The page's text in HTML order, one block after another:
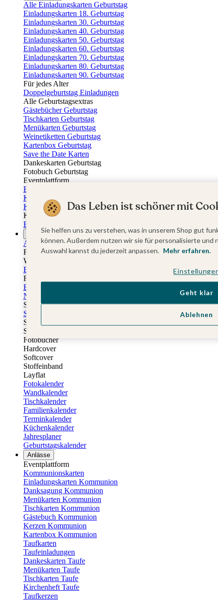
Alle Einladungskarten Geburtstag
Einladungskarten 18. Geburtstag
Einladungskarten 30. Geburtstag
Einladungskarten 40. Geburtstag
Einladungskarten 50. Geburtstag
Einladungskarten 60. Geburtstag
Einladungskarten 70. Geburtstag
Einladungskarten 80. Geburtstag
Einladungskarten 90. Geburtstag
Für jedes Alter
Doppelgeburtstag Einladungen
Alle Geburtstagsextras
Gästebücher Geburtstag
Tischkarten Geburtstag
Menükarten Geburtstag
Weinetiketten Geburtstag
Kartenbox Geburtstag
Save the Date Karten
Dankeskarten Geburtstag
Fotobuch Geburtstag
Eventplattform
Einladungskarten Kindergeburtstag
Kindergeburtstag Jungen
Kindergeburtstag Mädchen
Kindergeburtstag Unisex
Einladungskarten 1. Geburtstag
Fotogeschenke
Alle Fotogeschenke
Fotobücher
Wandbilder & Poster
Bilderboxen
Fotohalter
Bilderrahmen
Notizbücher
Stoffeinband mit Foto
Softcover mit Foto
Stoffeinband mit Veredelung
Softcover mit Veredelung
Fotobücher
Hardcover
Softcover
Stoffeinband
Layflat
Fotokalender
Wandkalender
Tischkalender
Familienkalender
Terminkalender
Küchenkalender
Jahresplaner
Geburtstagskalender
Anlässe
Eventplattform
Kommunionskarten
Einladungskarten Kommunion
Danksagung Kommunion
Menükarten Kommunion
Tischkarten Kommunion
Gästebuch Kommunion
Kerzen Kommunion
Kartenbox Kommunion
Taufkarten
Taufeinladungen
Dankeskarten Taufe
Menükarten Taufe
Tischkarten Taufe
Kirchenheft Taufe
Taufkerzen
Das Leben ist schöner mit
Sie helfen uns zu verstehen, was in unserem Shop gut
können. Außerdem nutzen wir sie für personalisierte
Auswahl kannst du jederzeit anpassen. Mehr erfahren.
Ablehnen
Geht klar